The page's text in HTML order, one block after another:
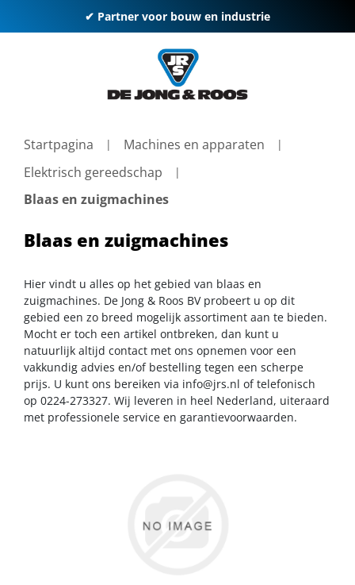
✔ Partner voor bouw en industrie
Startpagina
Machines en apparaten
Elektrisch gereedschap
Blaas en zuigmachines
Blaas en zuigmachines
Hier vindt u alles op het gebied van blaas en
zuigmachines. De Jong & Roos BV probeert u op dit
gebied een zo breed mogelijk assortiment aan te bieden.
Mocht er toch een artikel ontbreken, dan kunt u
natuurlijk altijd contact met ons opnemen voor een
vakkundig advies en/of bestelling tegen een scherpe
prijs. U kunt ons bereiken via info@jrs.nl of telefonisch
op 0224-273327. Wij leveren in heel Nederland, uiteraard
met professionele service en garantievoorwaarden.